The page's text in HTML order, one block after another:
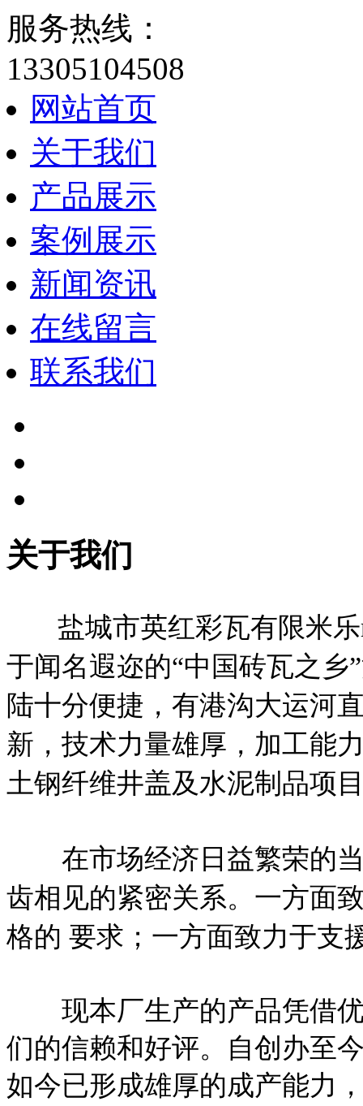
服务热线：
13305104508
网站首页
关于我们
产品展示
案例展示
新闻资讯
在线留言
联系我们
关于我们
盐城市英红彩瓦有限米乐
于闻名遐迩的“中国砖瓦之
陆十分便捷，有港沟大运河
新，技术力量雄厚，加工能
土钢纤维井盖及水泥制品项
在市场经济日益繁荣的当
齿相见的紧密关系。一方面
格的 要求；一方面致力于支
现本厂生产的产品凭借优
们的信赖和好评。自创办至
如今已形成雄厚的成产能力